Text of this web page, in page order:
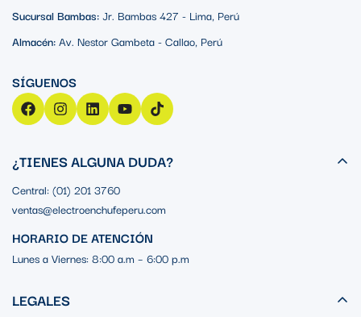
Sucursal Bambas:Jr. Bambas 427 - Lima, Perú
Almacén:Av. Nestor Gambeta - Callao, Perú
¿TIENES ALGUNA DUDA?
Central: (01) 201 3760
ventas@electroenchufeperu.com
HORARIO DE ATENCIÓN
Lunes a Viernes: 8:00 a.m – 6:00 p.m
LEGALES